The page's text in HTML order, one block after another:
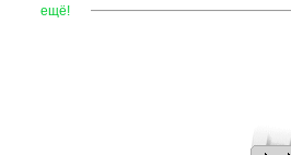
ещё! ———————————